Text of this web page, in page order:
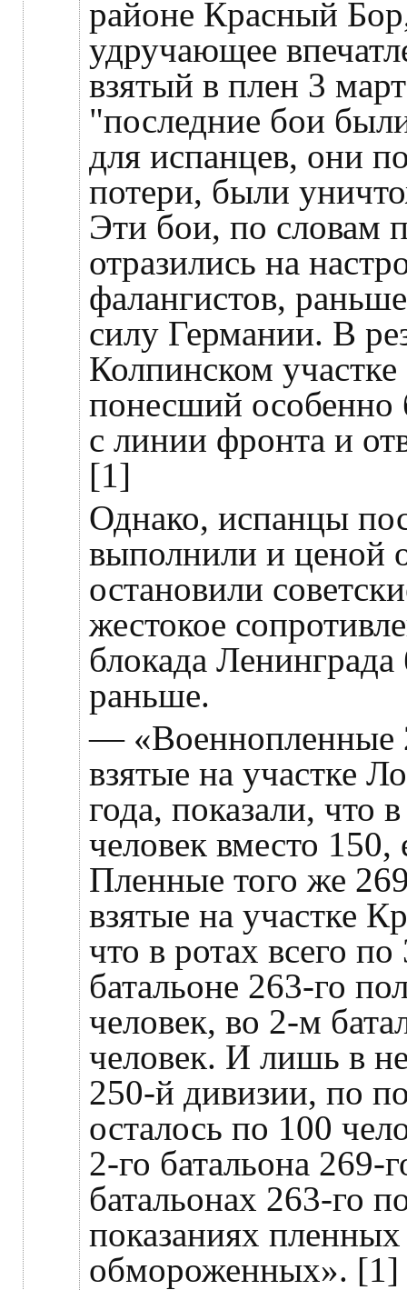
районе Красный
удручающее
взятый в плен 3
"последние бои
для испанцев, они
потери, были
Эти бои, по словам
отразились на
фалангистов,
силу Германии. В
Колпинском
понесший особенно
с линии фронта и
[1]
Однако, испанцы
выполнили и ценой
остановили
жестокое
блокада
раньше.
— «Военнопленные
взятые на участке
года, показали, что
человек вместо
Пленные того же
взятые на участке
что в ротах всего
батальоне 263-го
человек, во 2-м
человек. И лишь в
250-й дивизии, по
осталось по 100
2-го батальона
батальонах 263-го
показаниях
обмороженных». [1]